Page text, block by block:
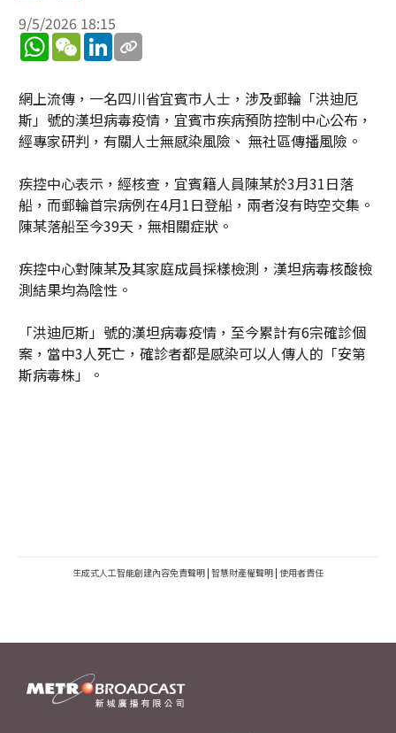
9/5/2026 18:15
WhatsApp
WeChatLinkedIn
網上流傳，一名四川省宜賓市人士，涉及郵輪「洪迪厄
斯」號的漢坦病毒疫情，宜賓市疾病預防控制中心公布，
經專家研判，有關人士無感染風險、 無社區傳播風險。
疾控中心表示，經核查，宜賓籍人員陳某於3月31日落
船，而郵輪首宗病例在4月1日登船，兩者沒有時空交集。
陳某落船至今39天，無相關症狀。
疾控中心對陳某及其家庭成員採樣檢測，漢坦病毒核酸檢
測結果均為陰性。
「洪迪厄斯」號的漢坦病毒疫情，至今累計有6宗確診個
案，當中3人死亡，確診者都是感染可以人傳人的「安第
斯病毒株」。
生成式人工智能創建內容免責聲明 | 智慧財產權聲明 | 使用者責任